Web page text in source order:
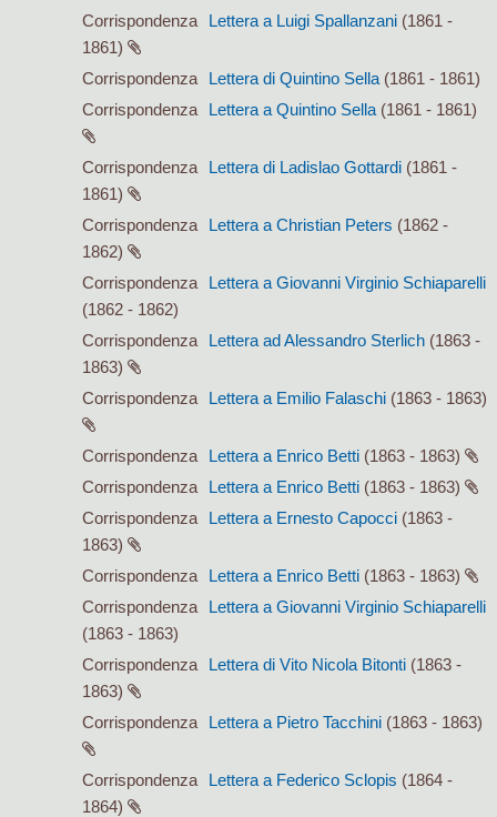
Corrispondenza
Lettera a Luigi Spallanzani (1861 -
1861)
Corrispondenza
Lettera di Quintino Sella (1861 - 1861)
Corrispondenza
Lettera a Quintino Sella (1861 - 1861)
Corrispondenza Lettera di Ladislao Gottardi (1861 -
1861)
Corrispondenza
Lettera a Christian Peters (1862 -
1862)
Corrispondenza
Lettera a Giovanni Virginio Schiaparelli
(1862 - 1862)
Corrispondenza
Lettera ad Alessandro Sterlich (1863 -
1863)
Corrispondenza
Lettera a Emilio Falaschi (1863 - 1863)
Corrispondenza Lettera a Enrico Betti (1863 - 1863)
Corrispondenza
Lettera a Enrico Betti (1863 - 1863)
Corrispondenza
Lettera a Ernesto Capocci (1863 -
1863)
Corrispondenza
Lettera a Enrico Betti (1863 - 1863)
Corrispondenza
Lettera a Giovanni Virginio Schiaparelli
(1863 - 1863)
Corrispondenza
Lettera di Vito Nicola Bitonti (1863 -
1863)
Corrispondenza
Lettera a Pietro Tacchini (1863 - 1863)
Corrispondenza Lettera a Federico Sclopis (1864 -
1864)